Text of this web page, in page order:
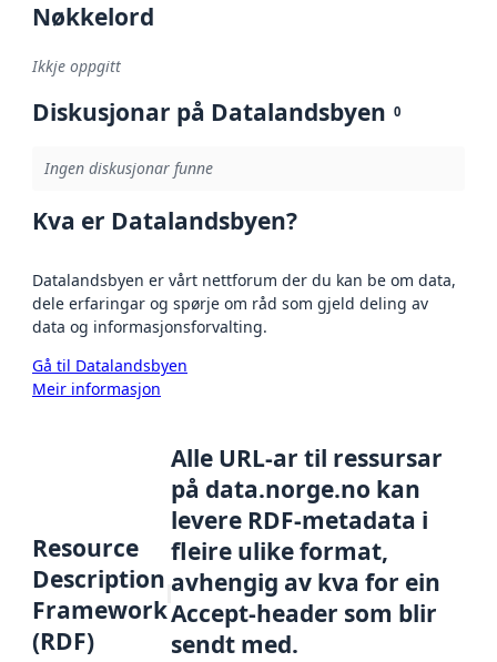
Nøkkelord
Ikkje oppgitt
Diskusjonar på Datalandsbyen 0
Ingen diskusjonar funne
Kva er Datalandsbyen?
Datalandsbyen er vårt nettforum der du kan be om data,
dele erfaringar og spørje om råd som gjeld deling av
data og informasjonsforvalting.
Gå til Datalandsbyen
Meir informasjon
Resource
Description
Framework
(RDF)
Alle URL-ar til ressursar
på data.norge.no kan
levere RDF-metadata i
fleire ulike format,
avhengig av kva for ein
Accept-header som blir
sendt med.